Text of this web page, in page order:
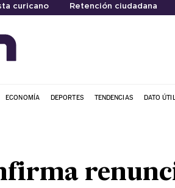
curicano Retención ciudadana
ECONOMÍA DEPORTES TENDENCIAS DATO